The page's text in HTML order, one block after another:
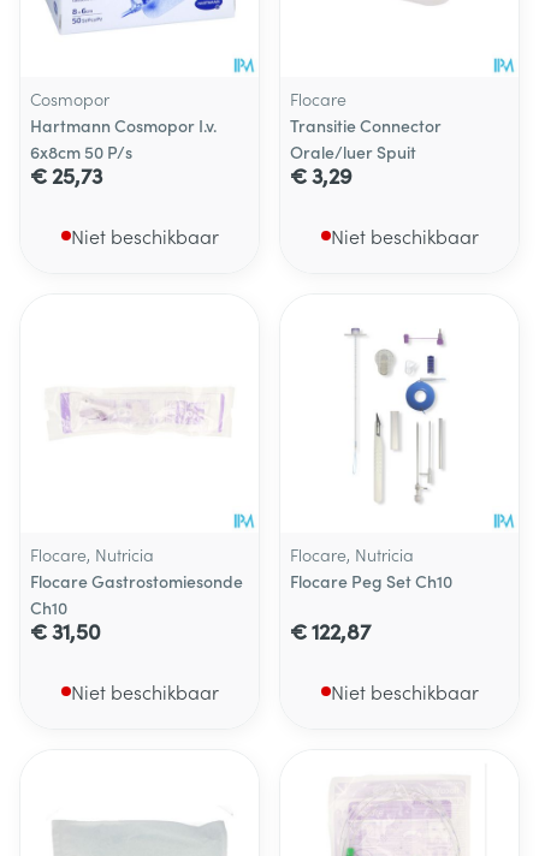
Cosmopor
Hartmann Cosmopor I.v.
6x8cm 50 P/s
€ 25,73
Niet beschikbaar
Flocare
Transitie Connector
Orale/luer Spuit
€ 3,29
Niet beschikbaar
Flocare, Nutricia
Flocare Gastrostomiesonde
Ch10
€ 31,50
Niet beschikbaar
Flocare, Nutricia
Flocare Peg Set Ch10
€ 122,87
Niet beschikbaar